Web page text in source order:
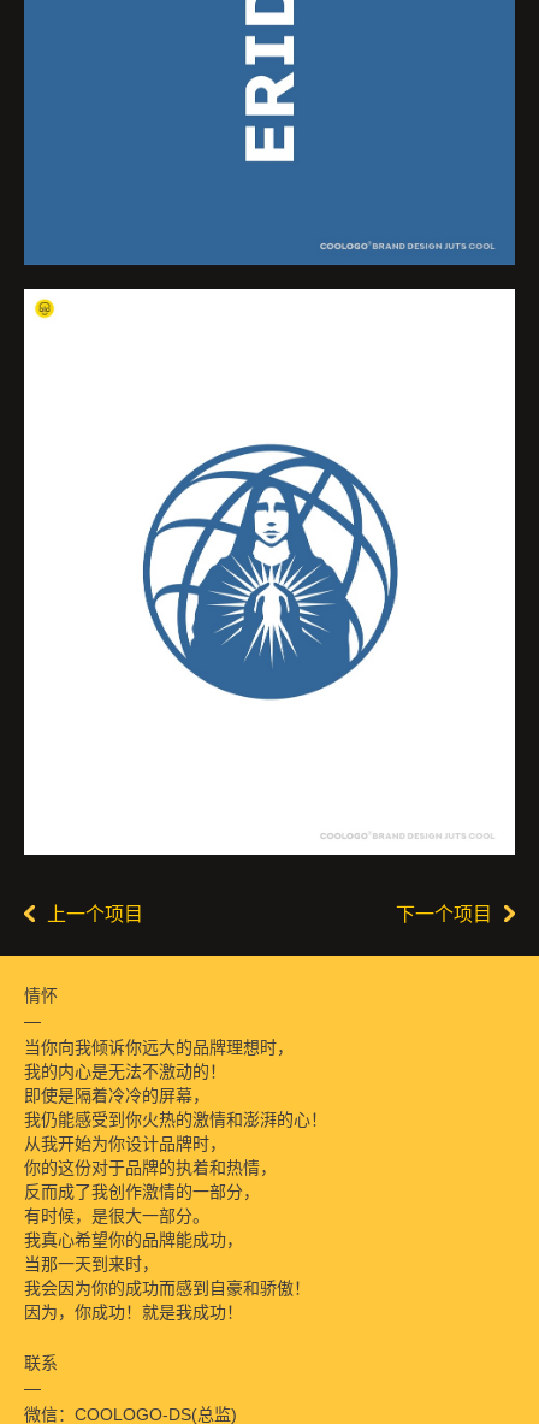
上一个项目 下一个项目
情怀
当你向我倾诉你远大的品牌理想时，
我的内心是无法不激动的！
即使是隔着冷冷的屏幕，
我仍能感受到你火热的激情和澎湃的心！
从我开始为你设计品牌时，
你的这份对于品牌的执着和热情，
反而成了我创作激情的一部分，
有时候，是很大一部分。
我真心希望你的品牌能成功，
当那一天到来时，
我会因为你的成功而感到自豪和骄傲！
因为，你成功！就是我成功！
联系
微信：COOLOGO-DS(总监)